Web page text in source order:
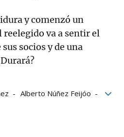
y comenzó un
reelegido va a sentir el
socios y de una
Alberto Núñez Feijóo